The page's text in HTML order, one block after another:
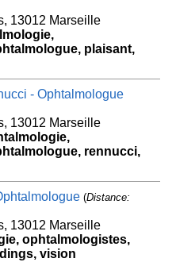
13012 Marseille
plaisant,
- Ophtalmologue
13012 Marseille
rennucci,
(Distance:
13012 Marseille
ophtalmologistes,
vision